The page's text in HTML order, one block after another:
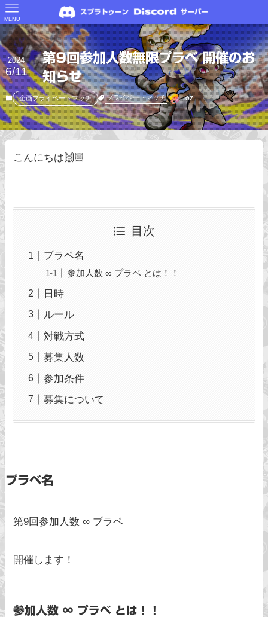
MENU
第9回参加人数無限プラベ 開催のお
知らせ
2024
6/11
企画プライベートマッチ プライベートマッチ Loz
こんにちは🙌🏻
目次
プラベ名
参加人数 ∞ プラベ とは！！
日時
ルール
対戦方式
募集人数
参加条件
募集について
プラベ名
第9回参加人数 ∞ プラベ
開催します！
参加人数 ∞ プラベ とは！！